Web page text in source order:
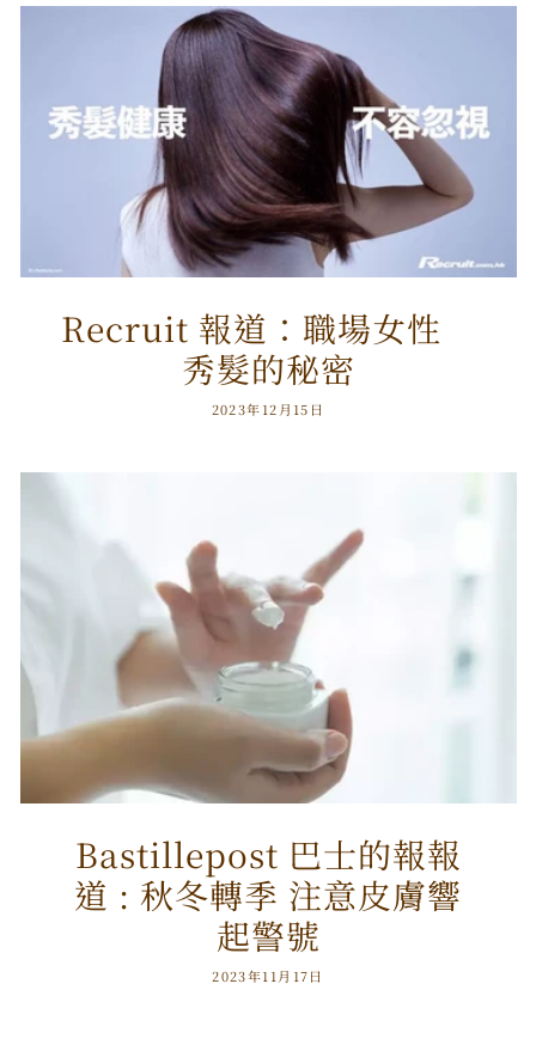
Recruit 報道：職場女性
秀髮的秘密
2023年12月15日
Bastillepost 巴士的報報
道 : 秋冬轉季 注意皮膚響
起警號
2023年11月17日